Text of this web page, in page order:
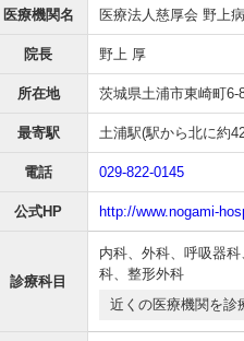
医療機関名 医療法人慈厚会 野上
院長 野上 厚
所在地 茨城県土浦市東崎町6-
最寄駅 土浦駅(駅から北に約
電話 029-822-0145
公式HP http://www.nogami-
診療科目
内科、 外科、 呼吸器科
科、 整形外科
近くの医療機関を診